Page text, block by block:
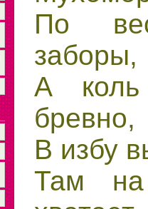
По
заборы,
А
бревно,
В избу
Там